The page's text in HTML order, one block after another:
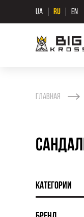
UA RU EN
Главная
Категории